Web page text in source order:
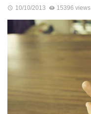
10/10/2013 15396 views